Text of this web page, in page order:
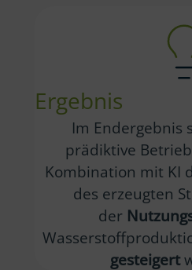
Ergebnis
Im Endergebnis
prädiktive
Kombination mit KI
des erzeugten
der
gesteigert